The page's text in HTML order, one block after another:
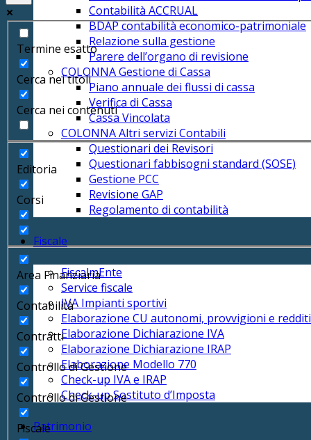
Contabilità ACCRUAL
BDAP contabilità economico-patrimoniale
Relazione sulla gestione
Parere dell’organo di revisione
COLONNA Gestione di Cassa
Piano annuale dei flussi di cassa
Verifica di Cassa
Cassa Vincolata
COLONNA Altri servizi Contabili
Questionari dei Revisori
Questionari fabbisogni standard (SOSE)
Gestione PCC
Revisione GAP
Regolamento di contabilità
Fiscale
FiscalmEnte
Service fiscale
IVA Impianti sportivi
Elaborazione CU autonomi, provvigioni e
Elaborazione Dichiarazione IVA
Elaborazione Dichiarazione IRAP
Elaborazione Modello 770
Check-up IVA e IRAP
Check-up Sostituto d’Imposta
Patrimonio
Termine esatto
Cerca nei titoli
Cerca nei contenuti
Editoria
Corsi
Area Finanziaria
Contabilità
Contratti
Controllo di Gestione
Controllo di Gestione
Fiscale